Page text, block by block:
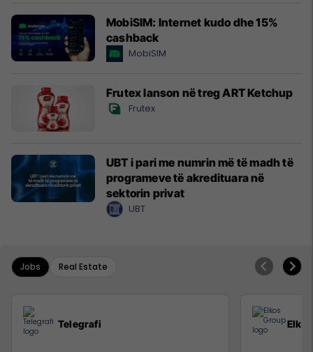
MobiSIM: Internet kudo dhe 15%
cashback
MobiSIM
Frutex lanson në treg ART Ketchup
Frutex
UBT i pari me numrin më të madh të
programeve të akredituara në
sektorin privat
UBT
Jobs Real Estate
Telegrafi